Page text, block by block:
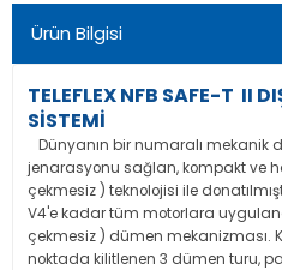
Ürün Bilgisi
TELEFLEX NFB SAFE-T II
SİSTEMİ
Dünyanın bir numaralı mekanik
jenarasyonu sağlan, kompakt ve
çekmesiz ) teknolojisi ile
V4'e kadar tüm motorlara
çekmesiz ) dümen mekanizması.
noktada kilitlenen 3 dümen turu,